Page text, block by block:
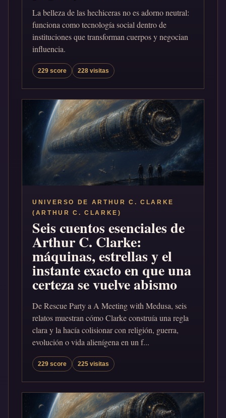
La belleza de las hechiceras no es adorno neutral:
funciona como tecnología social dentro de
instituciones que transforman cuerpos y negocian
influencia.
229 score 228 visitas
UNIVERSO DE ARTHUR C. CLARKE
(ARTHUR C. CLARKE)
Seis cuentos esenciales de
Arthur C. Clarke:
máquinas, estrellas y el
instante exacto en que una
certeza se vuelve abismo
De Rescue Party a A Meeting with Medusa, seis
relatos muestran cómo Clarke construía una regla
clara y la hacía colisionar con religión, guerra,
evolución o vida alienígena en un f...
229 score 225 visitas